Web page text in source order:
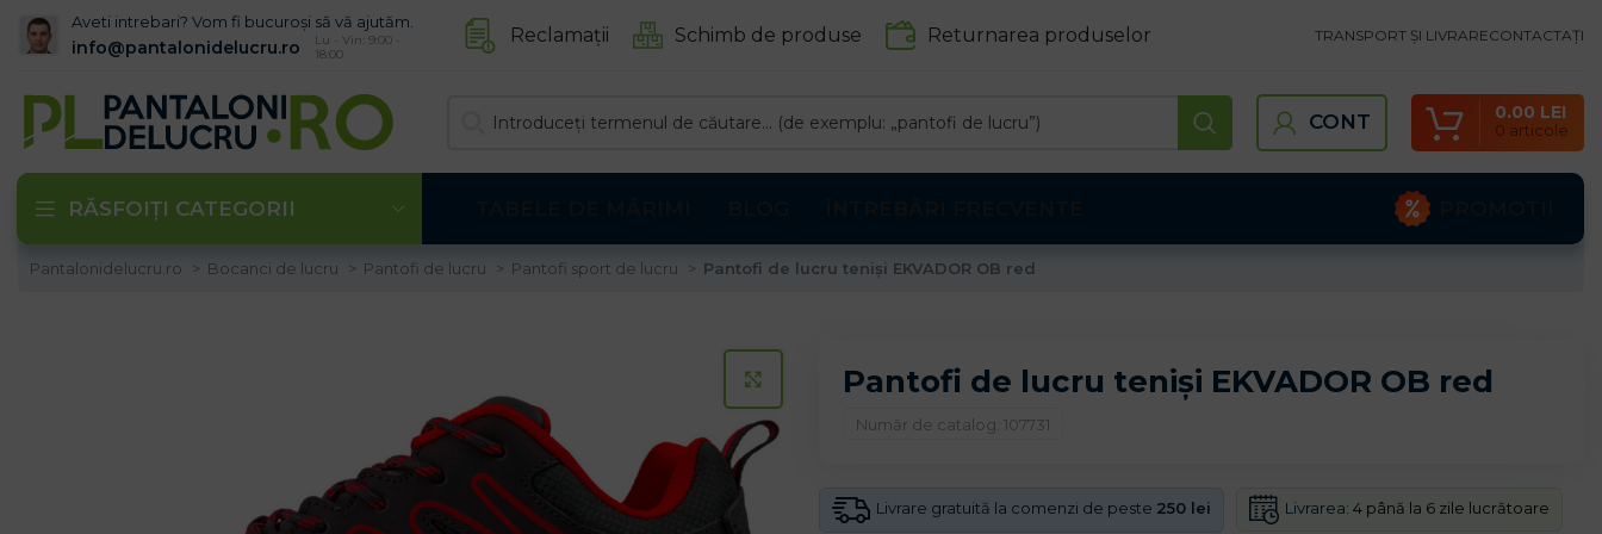
Aveti intrebari? Vom fi bucuroși să vă ajutăm.
info@pantalonidelucru.ro
Lu - Vin: 9:00 -
18:00
Reclamații Schimb de produse Returnarea produselor TRANSPORT ȘI LIVRARECONTACTAȚI
CONT 0 articole
0.00 LEI
RĂSFOIȚI CATEGORII
Pantalonidelucru.ro Bocanci de lucru Pantofi de lucru Pantofi sport de lucru Pantofi de lucru teniși EKVADOR OB red
CLICK PENTRU A MARI
Pantofi de lucru teniși EKVADOR OB red
Număr de catalog: 107731
Livrare gratuită la comenzi de peste 250 lei Livrarea: 4 până la 6 zile lucrătoare